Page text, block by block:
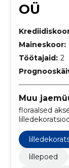
OÜ
Maineskoor:
Töötajaid: 2
Muu
floraalsed
lilleseaded,
lillepoed